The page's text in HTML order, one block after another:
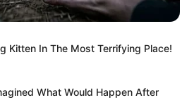
Kitten In The Most Terrifying Place!
What Would Happen After